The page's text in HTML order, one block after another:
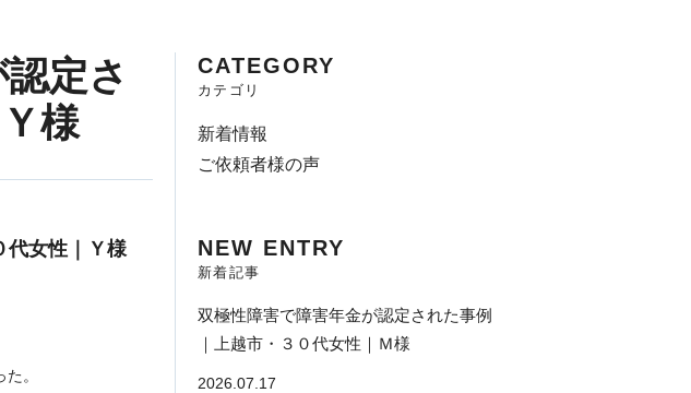
定さ
様
代女性｜Ｙ様
。
CATEGORY
カテゴリ
新着情報
ご依頼者様の声
NEW ENTRY
新着記事
双極性障害で障害年金が認定された事例
｜上越市・３０代女性｜Ｍ様
2026.07.17